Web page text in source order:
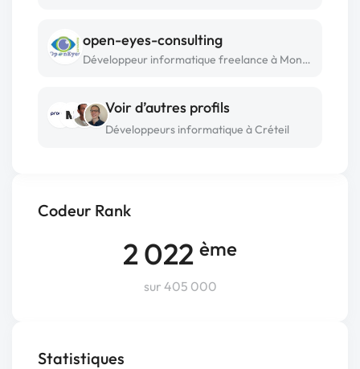
Codeur Rank
2 022 ème
sur 405 000
Statistiques
open-eyes-consulting
Développeur informatique freelance à Monastir
Voir d’autres profils
Développeurs informatique à Créteil